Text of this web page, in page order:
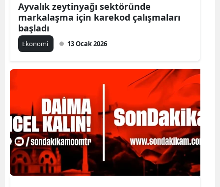
Ayvalık zeytinyağı sektöründe
markalaşma için karekod çalışmaları
başladı
Ekonomi 13 Ocak 2026